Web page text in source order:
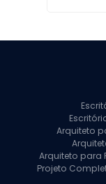
Arquiteto
Arquiteto para
Projeto